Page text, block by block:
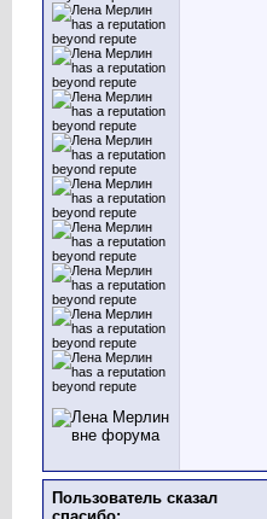
Пользователь сказал